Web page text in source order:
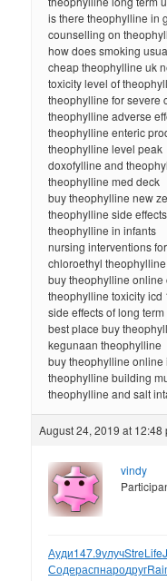
is there theophylline in
counselling on
how does smoking
cheap theophylline uk
toxicity level of
theophylline for severe
theophylline adverse
theophylline enteric
theophylline level peak
doxofylline and
theophylline med deck
buy theophylline new
theophylline side
theophylline in infants
nursing interventions
chloroethyl theophylline
buy theophylline online
theophylline toxicity icd
side effects of long
best place buy
kegunaan theophylline
buy theophylline online
theophylline building
theophylline and salt
August 24, 2019 at 12:48
vindy
Ауди147.9улучStreLife
Содераспнародруг